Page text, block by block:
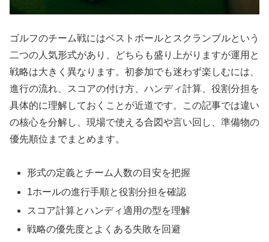
ゴルフのチーム戦にはベストボールとスクランブルという
二つの人気形式があり、どちらも盛り上がりますが運用と
戦略は大きく異なります。初参加でも迷わず楽しむには、
進行の流れ、スコアの付け方、ハンディ計算、役割分担を
具体的に理解しておくことが近道です。この記事では違い
の核心を分解し、現場で使える合図や言い回し、準備物の
優先順位までまとめます。
形式の定義とチーム人数の目安を把握
1ホールの進行手順と役割分担を確認
スコア計算とハンディ適用の型を理解
戦略の優先度とよくある失敗を回避